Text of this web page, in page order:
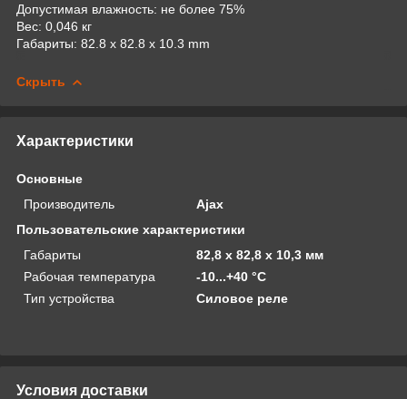
Допустимая влажность: не более 75%
Вес: 0,046 кг
Габариты: 82.8 x 82.8 x 10.3 mm
Скрыть
Характеристики
Основные
Производитель
Ajax
Пользовательские характеристики
Габариты
82,8 х 82,8 х 10,3 мм
Рабочая температура
-10...+40 °С
Тип устройства
Силовое реле
Условия доставки